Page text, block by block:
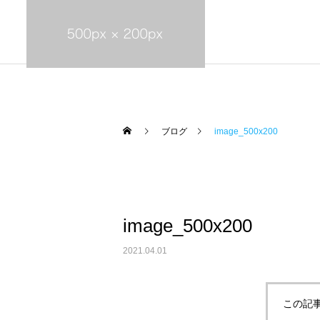
ブログ image_500x200
image_500x200
2021.04.01
この記